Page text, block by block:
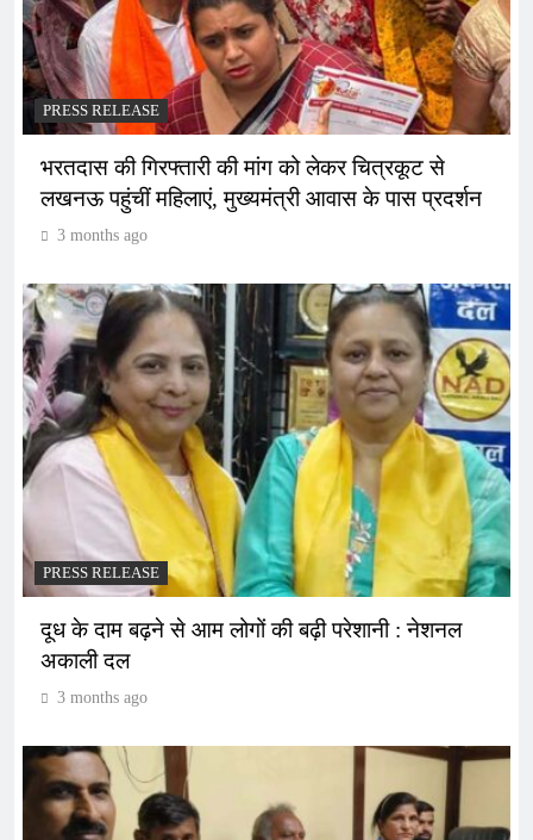
PRESS RELEASE
भरतदास की गिरफ्तारी की मांग को लेकर चित्रकूट से
लखनऊ पहुंचीं महिलाएं, मुख्यमंत्री आवास के पास प्रदर्शन
3 months ago
PRESS RELEASE
दूध के दाम बढ़ने से आम लोगों की बढ़ी परेशानी : नेशनल
अकाली दल
3 months ago